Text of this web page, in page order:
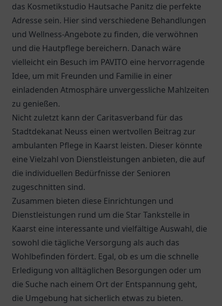
das Kosmetikstudio Hautsache Panitz die perfekte
Adresse sein. Hier sind verschiedene Behandlungen
und Wellness-Angebote zu finden, die verwöhnen
und die Hautpflege bereichern. Danach wäre
vielleicht ein Besuch im PAVITO eine hervorragende
Idee, um mit Freunden und Familie in einer
einladenden Atmosphäre unvergessliche Mahlzeiten
zu genießen.
Nicht zuletzt kann der Caritasverband für das
Stadtdekanat Neuss einen wertvollen Beitrag zur
ambulanten Pflege in Kaarst leisten. Dieser könnte
eine Vielzahl von Dienstleistungen anbieten, die auf
die individuellen Bedürfnisse der Senioren
zugeschnitten sind.
Zusammen bieten diese Einrichtungen und
Dienstleistungen rund um die Star Tankstelle in
Kaarst eine interessante und vielfältige Auswahl, die
sowohl die tägliche Versorgung als auch das
Wohlbefinden fördert. Egal, ob es um die schnelle
Erledigung von alltäglichen Besorgungen oder um
die Suche nach einem Ort der Entspannung geht,
die Umgebung hat sicherlich etwas zu bieten.